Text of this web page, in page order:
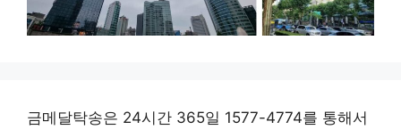
금메달탁송은 24시간 365일 1577-4774를 통해서